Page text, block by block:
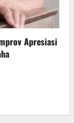
Apresiasi